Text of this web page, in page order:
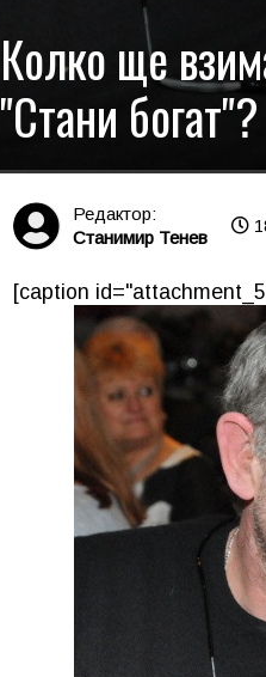
Колко ще
"Стани богат"?
Редактор:
Станимир Тенев
[caption